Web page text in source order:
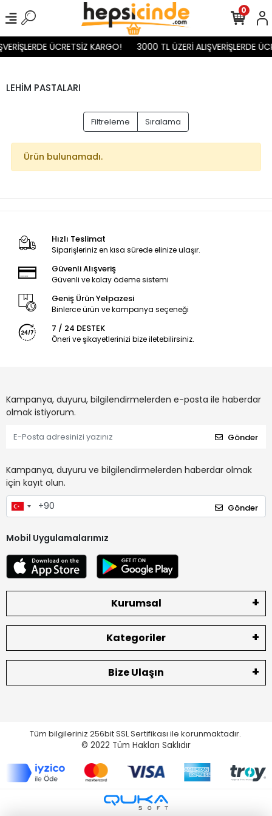
ÜCRETSİZ KARGO! 3000 TL ÜZERİ ALIŞVERİŞLERDE
0
LEHİM PASTALARI
Filtreleme Sıralama
Ürün bulunamadı.
Hızlı Teslimat
Siparişleriniz en kısa sürede elinize ulaşır.
Güvenli Alışveriş
Güvenli ve kolay ödeme sistemi
Geniş Ürün Yelpazesi
Binlerce ürün ve kampanya seçeneği
7 / 24 DESTEK
Öneri ve şikayetlerinizi bize iletebilirsiniz.
Kampanya, duyuru, bilgilendirmelerden e-posta ile haberdar
olmak istiyorum.
Gönder
Kampanya, duyuru ve bilgilendirmelerden haberdar olmak
için kayıt olun.
Gönder
Mobil Uygulamalarımız
Kurumsal
Kategoriler
Bize Ulaşın
Tüm bilgileriniz 256bit SSL Sertifikası ile korunmaktadır.
© 2022 Tüm Hakları Saklıdır